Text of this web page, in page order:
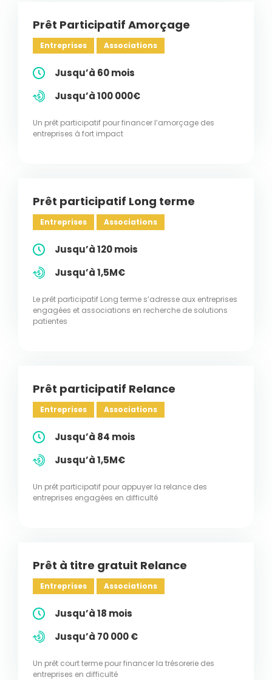
Prêt Participatif Amorçage
Entreprises Associations
Jusqu’à 60 mois
Jusqu’à 100 000€
Un prêt participatif pour financer l’amorçage des
entreprises à fort impact
Prêt participatif Long terme
Entreprises Associations
Jusqu’à 120 mois
Jusqu’à 1,5M€
Le prêt participatif Long terme s’adresse aux entreprises
engagées et associations en recherche de solutions
patientes
Prêt participatif Relance
Entreprises Associations
Jusqu’à 84 mois
Jusqu’à 1,5M€
Un prêt participatif pour appuyer la relance des
entreprises engagées en difficulté
Prêt à titre gratuit Relance
Entreprises Associations
Jusqu’à 18 mois
Jusqu’à 70 000 €
Un prêt court terme pour financer la trésorerie des
entreprises en difficulté